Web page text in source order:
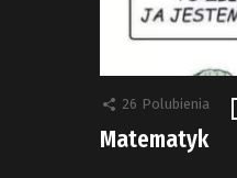
26 Polubienia
Matematyk